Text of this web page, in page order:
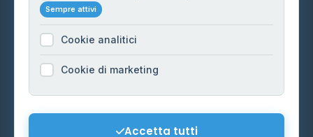
Cookie Policy
Preferenze Cookie
Mappa del sito
Sempre attivi
Cookie analitici
Cookie di marketing
Accetta tutti